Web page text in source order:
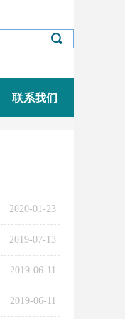
联系我们
끠
2020-01-23
2019-07-13
2019-06-11
2019-06-11